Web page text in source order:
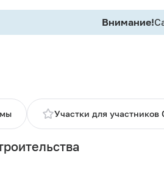
Внимание!
Участки для участников